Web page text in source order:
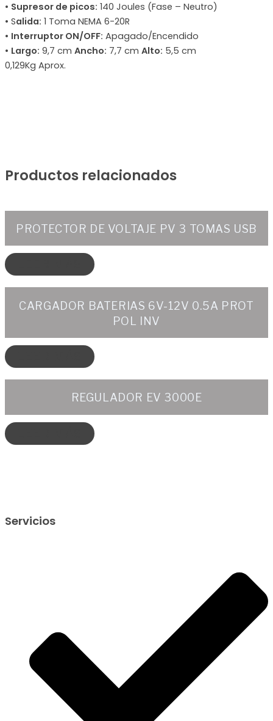
• Supresor de picos: 140 Joules (Fase – Neutro)
• Salida: 1 Toma NEMA 6-20R
• Interruptor ON/OFF: Apagado/Encendido
• Largo: 9,7 cm Ancho: 7,7 cm Alto: 5,5 cm
0,129Kg Aprox.
Productos relacionados
PROTECTOR DE VOLTAJE PV 3 TOMAS USB
CARGADOR BATERIAS 6V-12V 0.5A PROT
POL INV
REGULADOR EV 3000E
Servicios